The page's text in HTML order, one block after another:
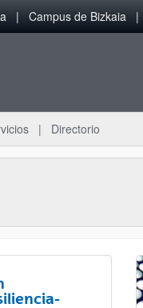
Campus de Bizkaia
Directorio